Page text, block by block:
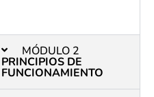
MÓDULO 2
PRINCIPIOS DE
FUNCIONAMIENTO